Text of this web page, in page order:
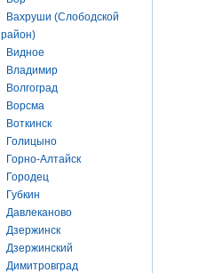
Вахруши (Слободской
район)
Видное
Владимир
Волгоград
Ворсма
Воткинск
Голицыно
Горно-Алтайск
Городец
Губкин
Давлеканово
Дзержинск
Дзержинский
Димитровград